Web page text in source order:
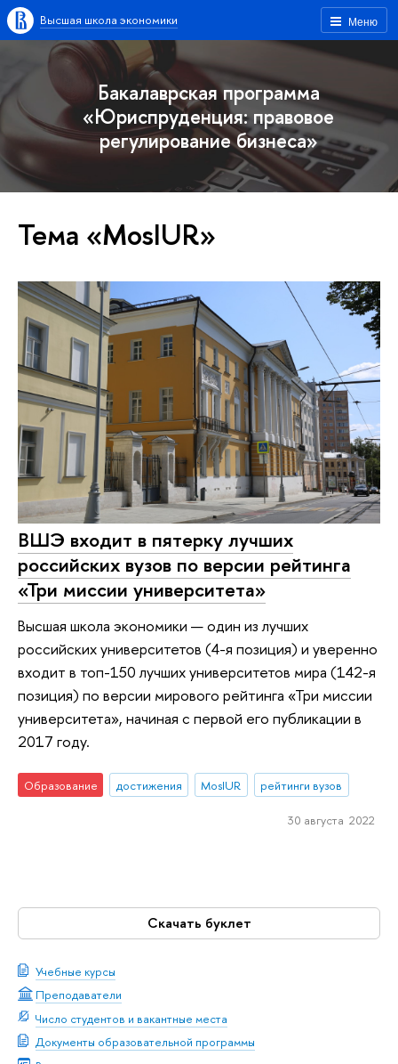
Меню
Высшая школа экономики
Бакалаврская программа
«Юриспруденция: правовое
регулирование бизнеса»
Скачать буклет
Учебные курсы
Преподаватели
Число студентов и вакантные места
Документы образовательной программы
Тема «MosIUR»
ВШЭ входит в пятерку лучших
российских вузов по версии рейтинга
«Три миссии университета»
Высшая школа экономики — один из лучших
российских университетов (4-я позиция) и уверенно
входит в топ-150 лучших университетов мира (142-я
позиция) по версии мирового рейтинга «Три миссии
университета», начиная с первой его публикации в
2017 году.
Образование достижения MosIUR рейтинги вузов
30 августа 2022